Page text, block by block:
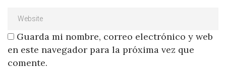
Guarda mi nombre, correo electrónico y web
en este navegador para la próxima vez que
comente.